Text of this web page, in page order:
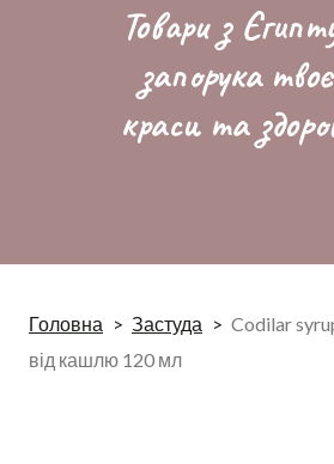
Товари з
запорука
краси та
Головна Застуда
Codilar
від кашлю 120 мл